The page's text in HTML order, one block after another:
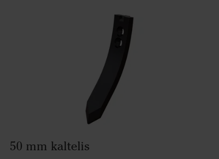
50 mm kaltelis